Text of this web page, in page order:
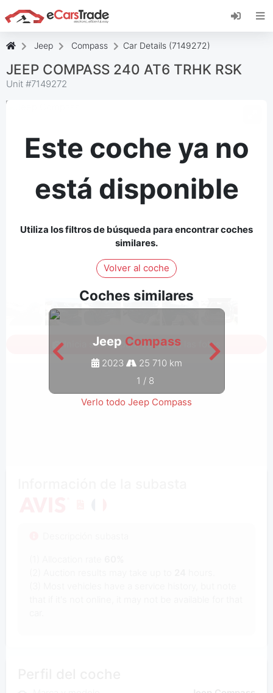
Instala la aplicación web de eCarsTrade,
añádela a tu pantalla de inicio y recibe
Jeep Compass Car Details (7149272)
JEEP COMPASS 240 AT6 TRHK RSK
Unit #7149272
Este coche ya no
está disponible
Utiliza los filtros de búsqueda para encontrar coches
similares.
Volver al coche
Coches similares
Jeep Compass
2023
25 710 km
1 / 8
Verlo todo Jeep Compass
Inicia sesión para ver todas las fotos